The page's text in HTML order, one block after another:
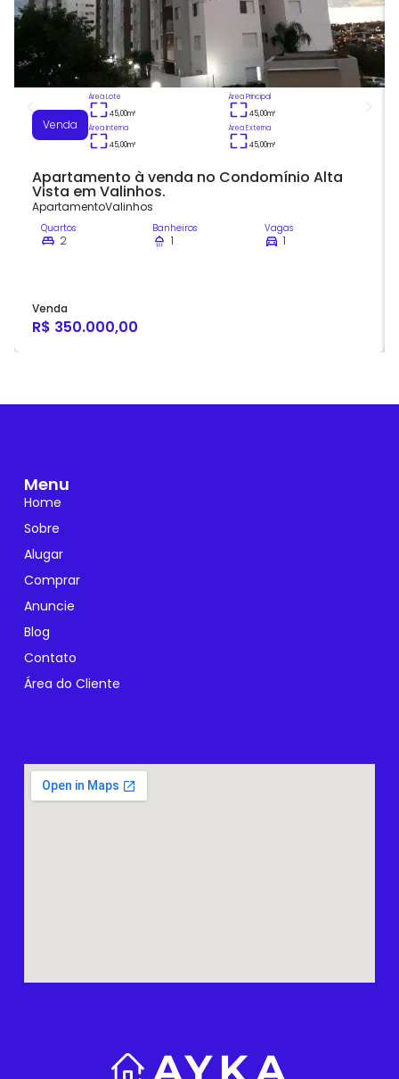
Venda
Área Lote
45,00m²
Área Principal
45,00m²
Área Interna
45,00m²
Área Externa
45,00m²
Apartamento à venda no Condomínio Alta
Vista em Valinhos.
ApartamentoValinhos
Quartos
2
Banheiros
1
Vagas
1
Venda
R$ 350.000,00
Menu
Home
Sobre
Alugar
Comprar
Anuncie
Blog
Contato
Área do Cliente